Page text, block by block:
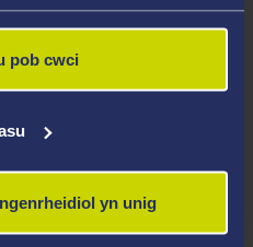
pob cwci
yn unig